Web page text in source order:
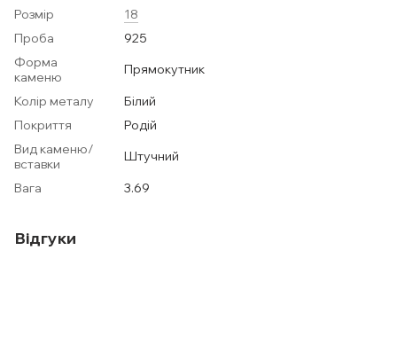
Розмір
18
Проба
925
Форма
каменю
Прямокутник
Колір металу
Білий
Покриття
Родій
Вид каменю/
вставки
Штучний
Вага
3.69
Відгуки